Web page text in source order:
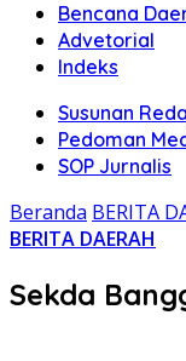
Bencana
Advetorial
Indeks
Susunan
Pedoman
SOP Jurnalis
Beranda BERITA
BERITA DAERAH
Sekda